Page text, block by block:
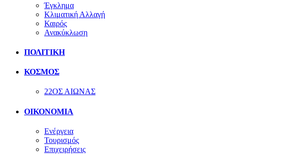
Έγκλημα
Κλιματική Αλλαγή
Καιρός
Ανακύκλωση
ΠΟΛΙΤΙΚΗ
ΚΟΣΜΟΣ
22ΟΣ ΑΙΩΝΑΣ
ΟΙΚΟΝΟΜΙΑ
Ενέργεια
Τουρισμός
Επιχειρήσεις